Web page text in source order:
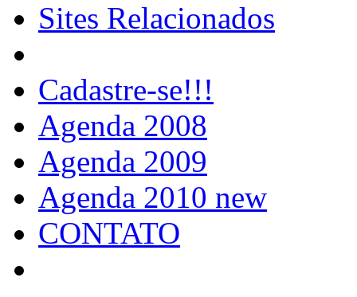
Sites Relacionados
Cadastre-se!!!
Agenda 2008
Agenda 2009
Agenda 2010 new
CONTATO